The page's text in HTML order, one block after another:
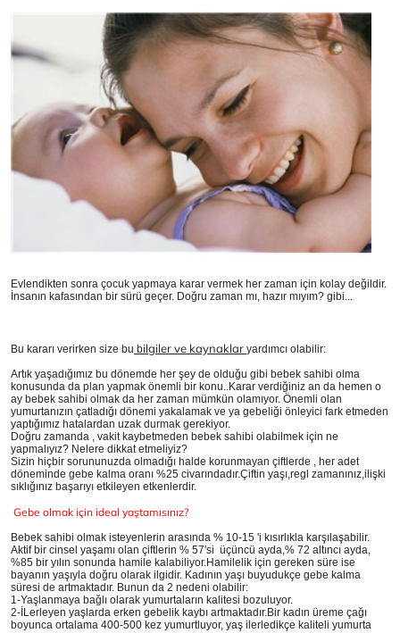
Evlendikten sonra çocuk yapmaya karar vermek her zaman için kolay değildir.
İnsanın kafasından bir sürü geçer. Doğru zaman mı, hazır mıyım? gibi...
Bu kararı verirken size bu bilgiler ve kaynaklar yardımcı olabilir:
Artık yaşadığımız bu dönemde her şey de olduğu gibi bebek sahibi olma
konusunda da plan yapmak önemli bir konu..Karar verdiğiniz an da hemen o
ay bebek sahibi olmak da her zaman mümkün olamıyor. Önemli olan
yumurtanızın çatladığı dönemi yakalamak ve ya gebeliği önleyici fark etmeden
yaptığımız hatalardan uzak durmak gerekiyor.
Doğru zamanda , vakit kaybetmeden bebek sahibi olabilmek için ne
yapmalıyız? Nelere dikkat etmeliyiz?
Sizin hiçbir sorununuzda olmadığı halde korunmayan çiftlerde , her adet
döneminde gebe kalma oranı %25 civarındadır.Çiftin yaşı,regl zamanınız,ilişki
sıklığınız başarıyı etkileyen etkenlerdir.
Gebe olmak için ideal yaştamısınız?
Bebek sahibi olmak isteyenlerin arasında % 10-15 'i kısırlıkla karşılaşabilir.
Aktif bir cinsel yaşamı olan çiftlerin % 57'si üçüncü ayda,% 72 altıncı ayda,
%85 bir yılın sonunda hamile kalabiliyor.Hamilelik için gereken süre ise
bayanın yaşıyla doğru olarak ilgidir. Kadının yaşı buyudukçe gebe kalma
süresi de artmaktadır. Bunun da 2 nedeni olabilir:
1-Yaşlanmaya bağlı olarak yumurtaların kalitesi bozuluyor.
2-İLerleyen yaşlarda erken gebelik kaybı artmaktadır.Bir kadın üreme çağı
boyunca ortalama 400-500 kez yumurtluyor, yaş ilerledikçe kaliteli yumurta